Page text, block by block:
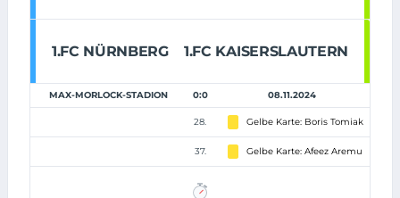
1.FC NÜRNBERG 1.FC KAISERSLAUTERN
MAX-MORLOCK-STADION 0:0 08.11.2024
28. Gelbe Karte: Boris Tomiak
37. Gelbe Karte: Afeez Aremu